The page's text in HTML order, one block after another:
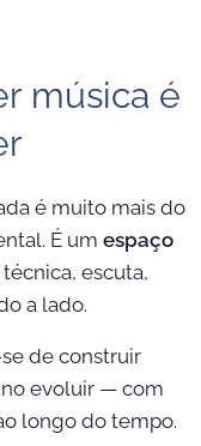
música é
é muito mais do
É um espaço
escuta,
a lado.
se de construir
evoluir — com
longo do tempo.